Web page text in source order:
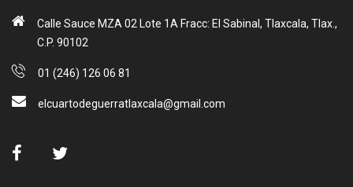
Calle Sauce MZA 02 Lote 1A Fracc: El Sabinal, Tlaxcala, Tlax.,
C.P. 90102
01 (246) 126 06 81
elcuartodeguerratlaxcala@gmail.com